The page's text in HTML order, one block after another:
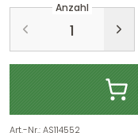
Anzahl
Art.-Nr.:AS114552